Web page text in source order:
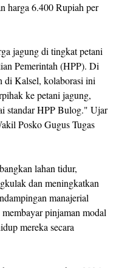
harga 6.400 Rupiah per
jagung di tingkat petani
Pemerintah (HPP). Di
di Kalsel, kolaborasi ini
ke petani jagung,
standar HPP Bulog." Ujar
Posko Gugus Tugas
lahan tidur,
dan meningkatkan
manajerial
pinjaman modal
mereka secara